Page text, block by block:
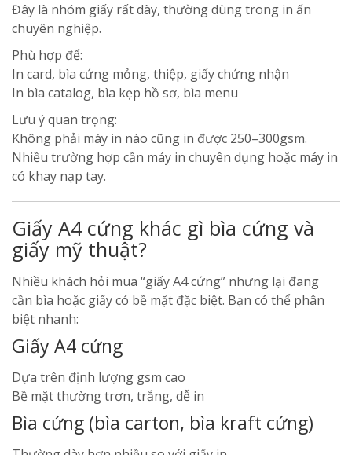
Đây là nhóm giấy rất dày, thường dùng trong in ấn
chuyên nghiệp.
Phù hợp để:
In card, bìa cứng mỏng, thiệp, giấy chứng nhận
In bìa catalog, bìa kẹp hồ sơ, bìa menu
Lưu ý quan trọng:
Không phải máy in nào cũng in được 250–300gsm.
Nhiều trường hợp cần máy in chuyên dụng hoặc máy in
có khay nạp tay.
Giấy A4 cứng khác gì bìa cứng và
giấy mỹ thuật?
Nhiều khách hỏi mua “giấy A4 cứng” nhưng lại đang
cần bìa hoặc giấy có bề mặt đặc biệt. Bạn có thể phân
biệt nhanh:
Giấy A4 cứng
Dựa trên định lượng gsm cao
Bề mặt thường trơn, trắng, dễ in
Bìa cứng (bìa carton, bìa kraft cứng)